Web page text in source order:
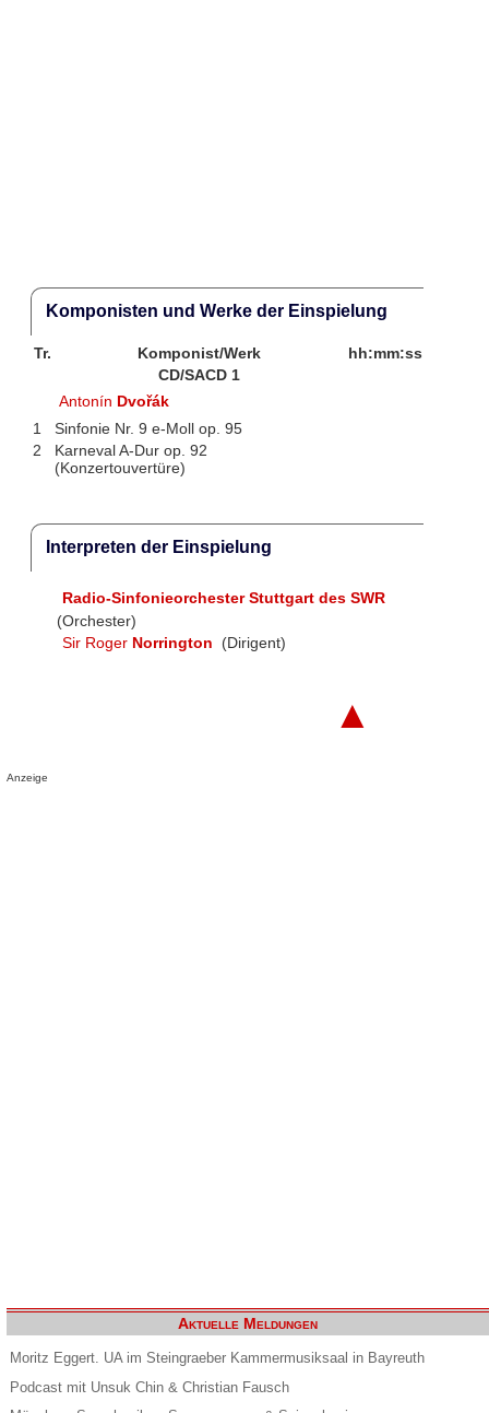
Komponisten und Werke der Einspielung
Tr. Komponist/Werk
hh:mm:ss
CD/SACD 1
Antonín Dvořák
1
Sinfonie Nr. 9 e-Moll op. 95
2
Karneval A-Dur op. 92
(Konzertouvertüre)
Interpreten der Einspielung
Radio-Sinfonieorchester Stuttgart des SWR
(Orchester)
Sir Roger Norrington (Dirigent)
▲
Anzeige
Aktuelle Meldungen
Moritz Eggert. UA im Steingraeber Kammermusiksaal in Bayreuth
Podcast mit Unsuk Chin & Christian Fausch